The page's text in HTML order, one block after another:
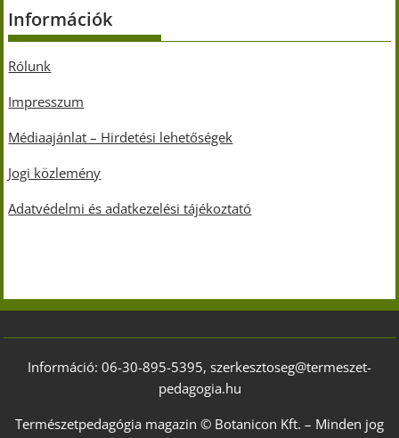
Információk
Rólunk
Impresszum
Médiaajánlat – Hirdetési lehetőségek
Jogi közlemény
Adatvédelmi és adatkezelési tájékoztató
Információ: 06-30-895-5395, szerkesztoseg@termeszet-
pedagogia.hu
Természetpedagógia magazin © Botanicon Kft. – Minden jog